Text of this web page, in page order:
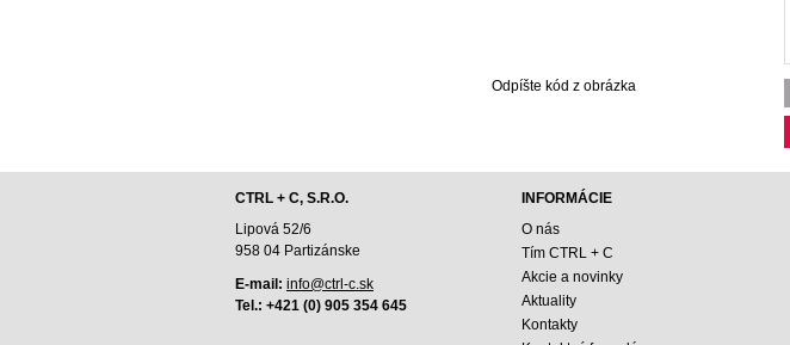
Odpíšte kód z obrázka
CTRL + C, S.R.O.
Lipová 52/6
958 04 Partizánske
E-mail: info@ctrl-c.sk
Tel.: +421 (0) 905 354 645
INFORMÁCIE
O nás
Tím CTRL + C
Akcie a novinky
Aktuality
Kontakty